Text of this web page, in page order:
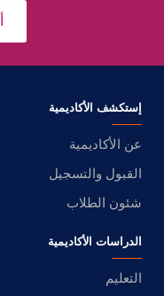
إستكشف الأكاديمية
عن الأكاديمية
القبول والتسجيل
شئون الطلاب
الدراسات الأكاديمية
التعليم